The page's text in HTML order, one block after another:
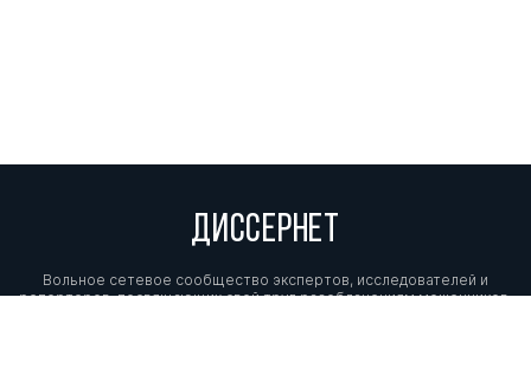
ДИССЕРНЕТ
Вольное сетевое сообщество экспертов, исследователей и
репортеров, посвящающих свой труд разоблачениям мошенников,